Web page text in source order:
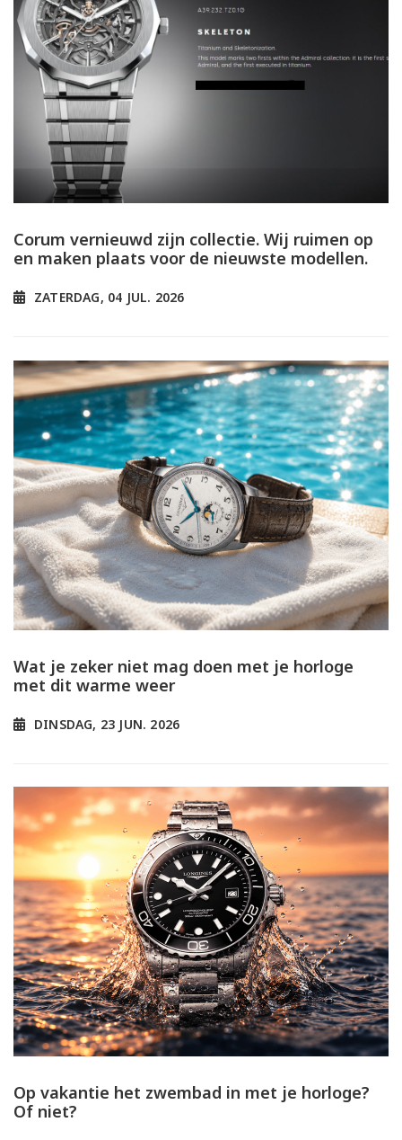
Corum vernieuwd zijn collectie. Wij ruimen op
en maken plaats voor de nieuwste modellen.
ZATERDAG, 04 JUL. 2026
Wat je zeker niet mag doen met je horloge
met dit warme weer
DINSDAG, 23 JUN. 2026
Op vakantie het zwembad in met je horloge?
Of niet?